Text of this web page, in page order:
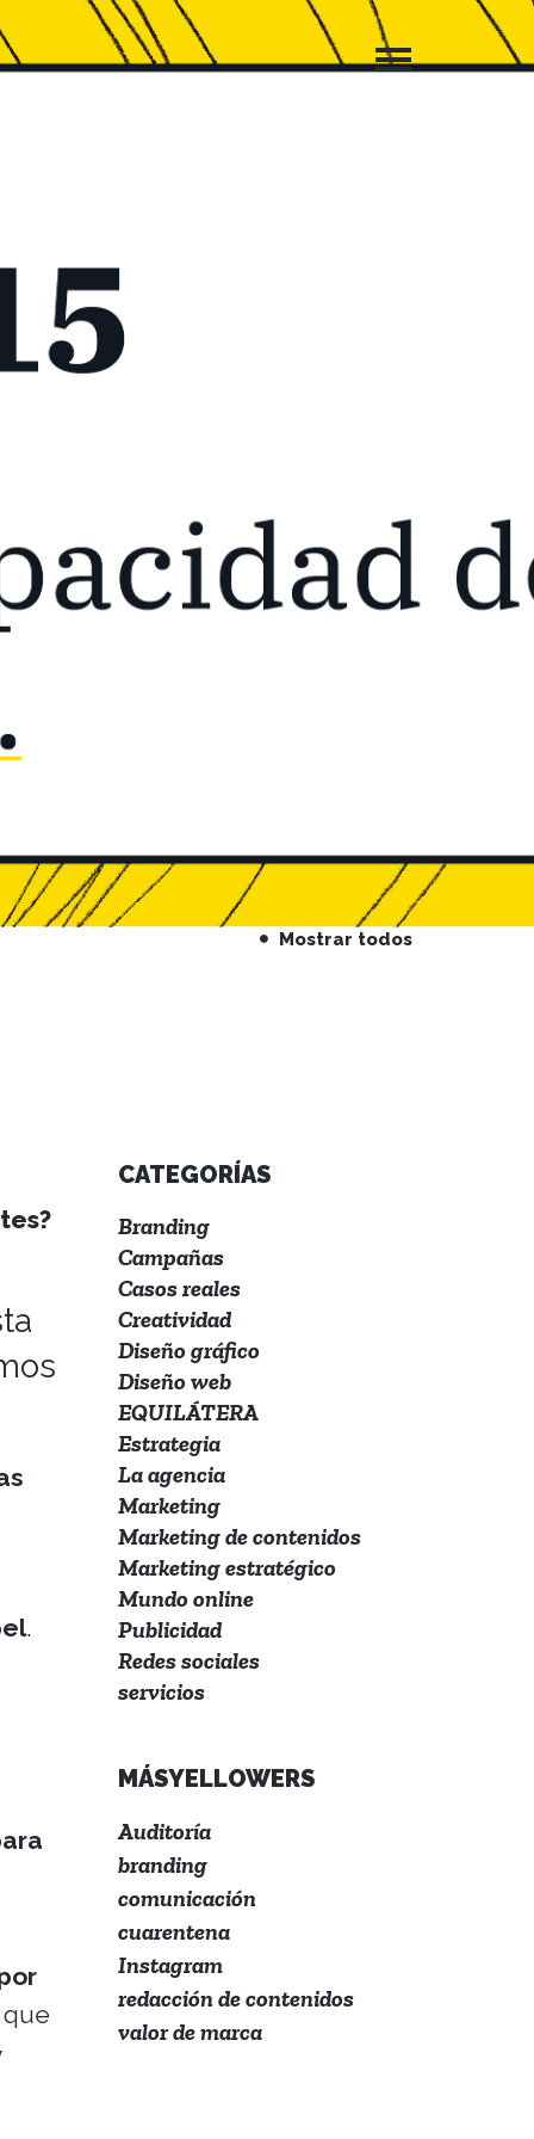
Mostrar todos
.
CATEGORÍAS
Branding
Campañas
Casos reales
Creatividad
Diseño gráfico
Diseño web
EQUILÁTERA
Estrategia
La agencia
Marketing
Marketing de contenidos
Marketing estratégico
Mundo online
Publicidad
Redes sociales
servicios
MÁSYELLOWERS
Auditoría
branding
comunicación
cuarentena
Instagram
redacción de contenidos
valor de marca